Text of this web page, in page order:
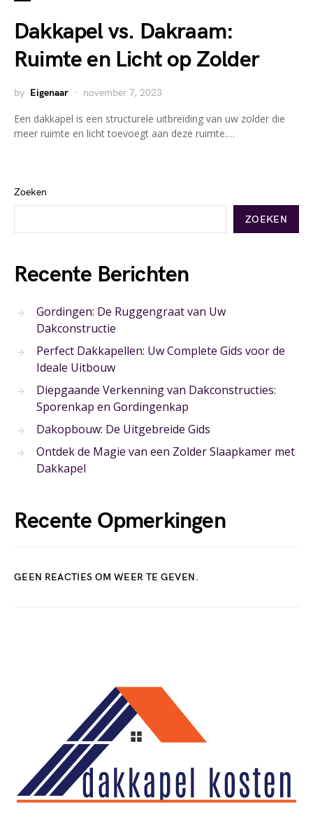
Dakkapel vs. Dakraam:
Ruimte en Licht op Zolder
by Eigenaar november 7, 2023
Een dakkapel is een structurele uitbreiding van uw zolder die
meer ruimte en licht toevoegt aan deze ruimte.…
Zoeken
ZOEKEN
Recente Berichten
Gordingen: De Ruggengraat van Uw
Dakconstructie
Perfect Dakkapellen: Uw Complete Gids voor de
Ideale Uitbouw
Diepgaande Verkenning van Dakconstructies:
Sporenkap en Gordingenkap
Dakopbouw: De Uitgebreide Gids
Ontdek de Magie van een Zolder Slaapkamer met
Dakkapel
Recente Opmerkingen
GEEN REACTIES OM WEER TE GEVEN.